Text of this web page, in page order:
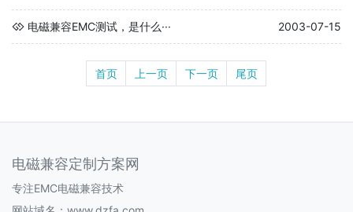
电磁兼容EMC测试，是什么··· 2003-07-15
首页 上一页 下一页 尾页
电磁兼容定制方案网
专注EMC电磁兼容技术